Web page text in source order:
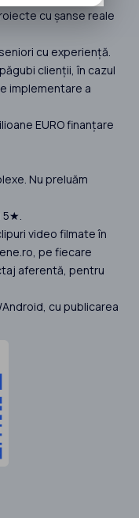
cu șanse reale
cu experiență.
clienții, în cazul
implementare a
EURO finanțare
Nu preluăm
5★.
video filmate în
pe fiecare
aferentă, pentru
cu publicarea